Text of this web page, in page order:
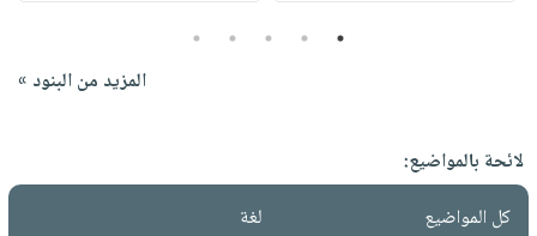
1
2
3
4
5
المزيد من البنود »
لائحة بالمواضيع:
كل المواضيع
لغة